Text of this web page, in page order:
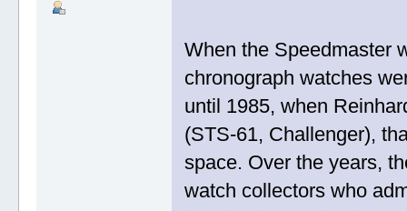
When the Speedmaster
chronograph watches
until 1985, when
(STS-61, Challenger),
space. Over the years,
watch collectors who